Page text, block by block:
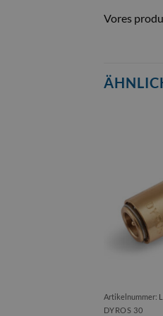
Vores
Artikelnummer:
DYROS 30